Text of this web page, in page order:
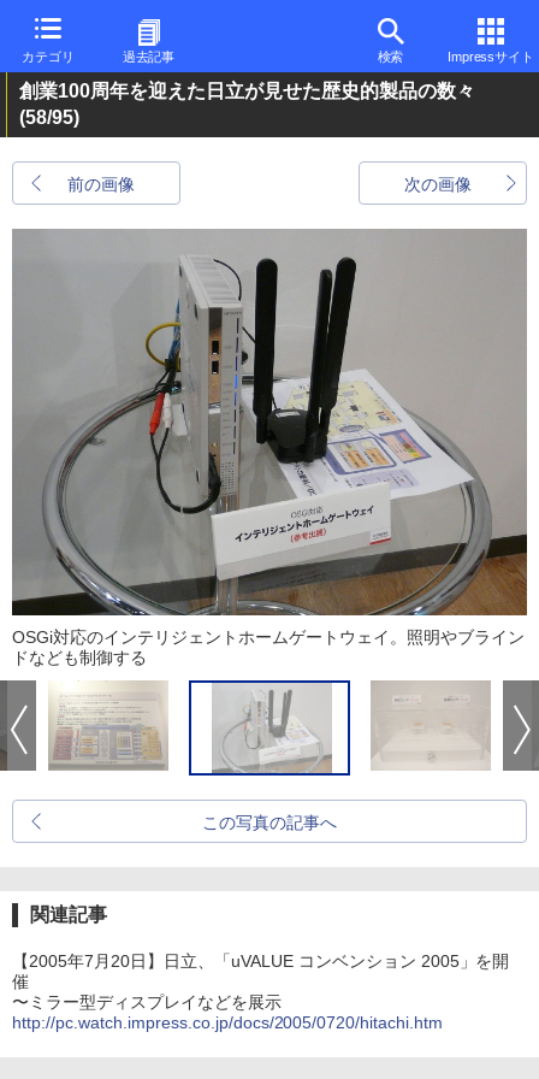
カテゴリ 過去記事 検索 Impressサイト
創業100周年を迎えた日立が見せた歴史的製品の数々
(58/95)
前の画像 次の画像
OSGi対応のインテリジェントホームゲートウェイ。照明やブライン
ドなども制御する
この写真の記事へ
関連記事
【2005年7月20日】日立、「uVALUE コンベンション 2005」を開
催
〜ミラー型ディスプレイなどを展示
http://pc.watch.impress.co.jp/docs/2005/0720/hitachi.htm